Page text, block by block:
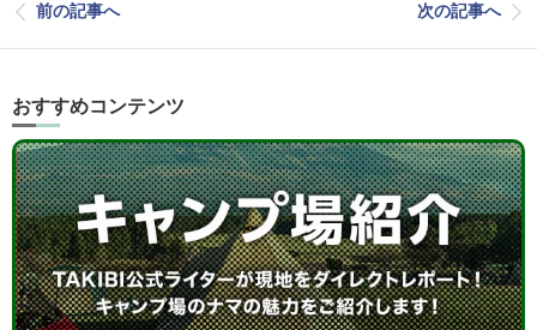
前の記事へ 次の記事へ
おすすめコンテンツ